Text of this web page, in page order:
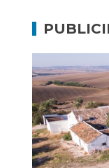
fundaciones
El Frente
1936
Juntar las